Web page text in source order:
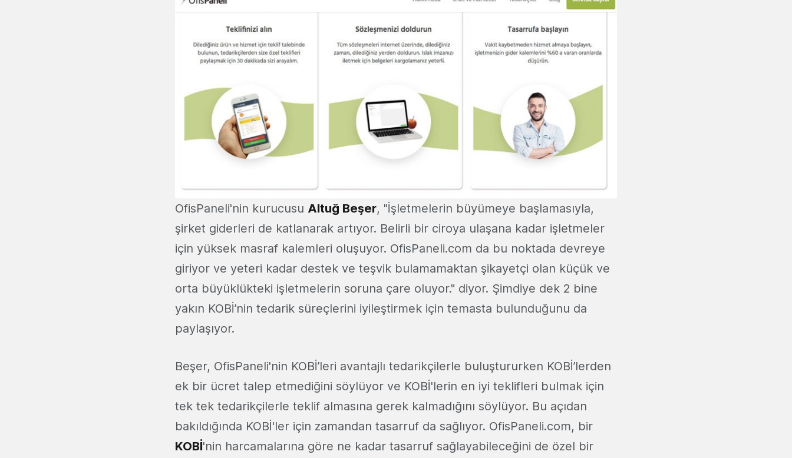
OfisPaneli'nin kurucusu Altuğ Beşer, "İşletmelerin büyümeye başlamasıyla,
şirket giderleri de katlanarak artıyor. Belirli bir ciroya ulaşana kadar işletmeler
için yüksek masraf kalemleri oluşuyor. OfisPaneli.com da bu noktada devreye
giriyor ve yeteri kadar destek ve teşvik bulamamaktan şikayetçi olan küçük ve
orta büyüklükteki işletmelerin soruna çare oluyor." diyor. Şimdiye dek 2 bine
yakın KOBİ’nin tedarik süreçlerini iyileştirmek için temasta bulunduğunu da
paylaşıyor.
Beşer, OfisPaneli'nin KOBİ’leri avantajlı tedarikçilerle buluştururken KOBİ’lerden
ek bir ücret talep etmediğini söylüyor ve KOBİ'lerin en iyi teklifleri bulmak için
tek tek tedarikçilerle teklif almasına gerek kalmadığını söylüyor. Bu açıdan
bakıldığında KOBİ'ler için zamandan tasarruf da sağlıyor. OfisPaneli.com, bir
KOBİ'nin harcamalarına göre ne kadar tasarruf sağlayabileceğini de özel bir